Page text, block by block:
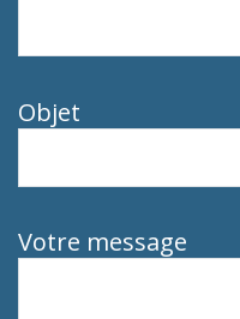
Objet
Votre message